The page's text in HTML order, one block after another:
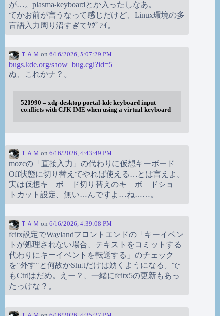
が…。plasma-keyboardとか入ったしなあ。
てかお前が言うなって感じだけど、Linux環境の多
言語入力周り沼すぎてﾔｳﾞｧｲ。
ＴＡＭ on 6/16/2026, 5:07:29 PM
bugs.kde.org/show_bug.cgi?id=5
ぬ、これかナ？。
520990 – xdg-desktop-portal-kde keyboard input
conflicts with CJK IME when using a virtual keyboard
ＴＡＭ on 6/16/2026, 4:43:49 PM
mozcの「直接入力」の代わりに仮想キーボード
Off状態に切り替えてやれば使える…とは言えよ。
実は仮想キーボード切り替えのキーボードショー
トカット設定、無い…んですよ…ね……。
ＴＡＭ on 6/16/2026, 4:39:08 PM
fcitx設定でWaylandフロントエンドの「キーイベン
トが処理されない場合、テキストをコミットする
代わりにキーイベントを転送する」のチェック
を"外す"と何故かShiftだけは効くようになる。で
もCtrlはだめ。えー？、一緒にfcitx5の更新もあっ
たっけな？。